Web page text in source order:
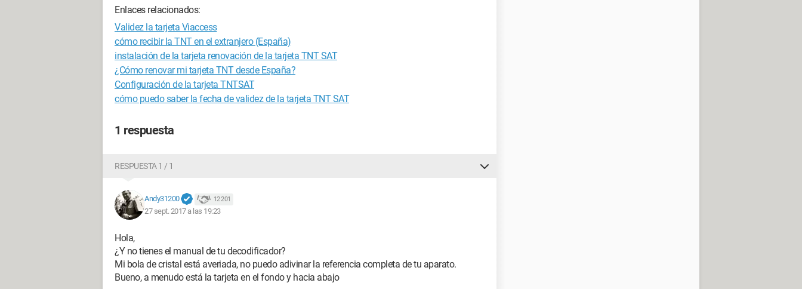
Enlaces relacionados:
Validez la tarjeta Viaccess
cómo recibir la TNT en el extranjero (España)
instalación de la tarjeta renovación de la tarjeta TNT SAT
¿Cómo renovar mi tarjeta TNT desde España?
Configuración de la tarjeta TNTSAT
cómo puedo saber la fecha de validez de la tarjeta TNT SAT
1 respuesta
RESPUESTA 1 / 1
Andy31200 12 201
27 sept. 2017 a las 19:23
Hola,
¿Y no tienes el manual de tu decodificador?
Mi bola de cristal está averiada, no puedo adivinar la referencia completa de tu aparato.
Bueno, a menudo está la tarjeta en el fondo y hacia abajo